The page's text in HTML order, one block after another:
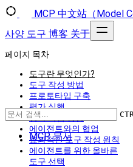
MCP 中文站（Model
사양 도구 博客 关于
MCP 문서
페이지 목차
도구란 무엇인가?
도구 작성 방법
프로토타입 구축
평가 실행
평가 작업 생성
에이전트와의 협업
효과적인 도구 작성 원칙
에이전트를 위한 올바른
도구 선택